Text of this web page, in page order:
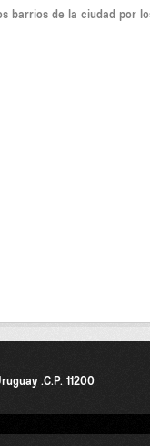
barrios de la ciudad por
.C.P. 11200